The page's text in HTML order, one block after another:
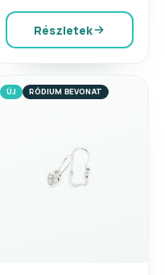
Részletek
ÚJ RÓDIUM BEVONAT